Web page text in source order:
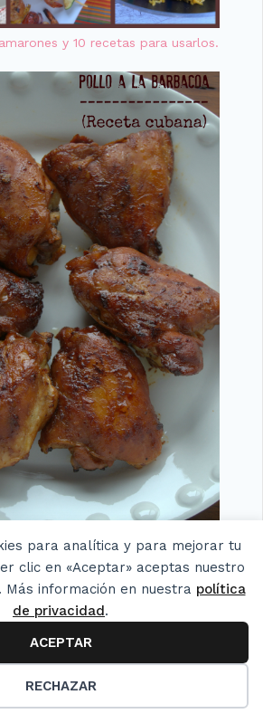
para analítica y para mejorar tu
clic en «Aceptar» aceptas nuestro
Más información en nuestra política
de privacidad.
ACEPTAR
RECHAZAR
y 10 recetas para usarlos.
Receta cubana